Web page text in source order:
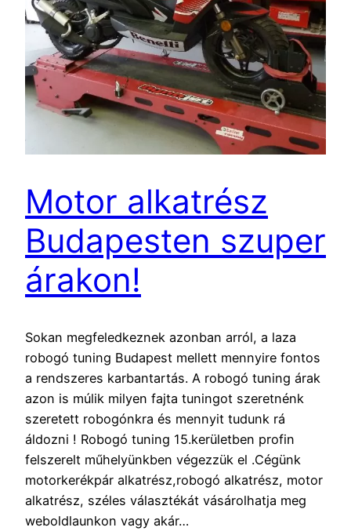
Motor alkatrész
Budapesten szuper
árakon!
Sokan megfeledkeznek azonban arról, a laza
robogó tuning Budapest mellett mennyire fontos
a rendszeres karbantartás. A robogó tuning árak
azon is múlik milyen fajta tuningot szeretnénk
szeretett robogónkra és mennyit tudunk rá
áldozni ! Robogó tuning 15.kerületben profin
felszerelt műhelyünkben végezzük el .Cégünk
motorkerékpár alkatrész,robogó alkatrész, motor
alkatrész, széles választékát vásárolhatja meg
weboldlaunkon vagy akár…